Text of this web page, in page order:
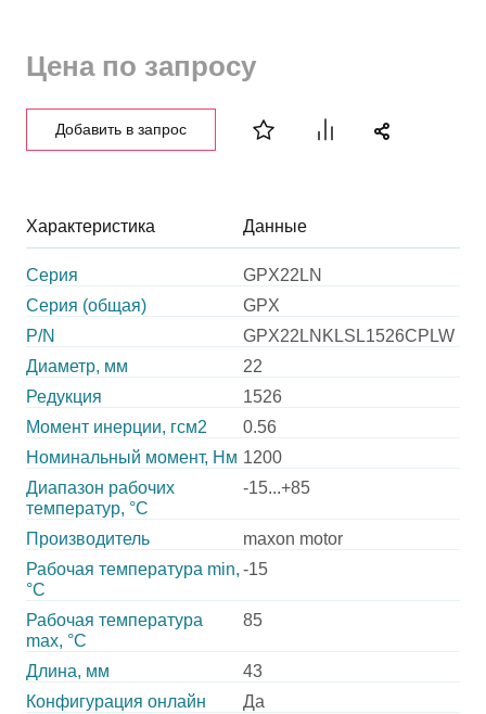
Цена по запросу
Добавить в запрос
Характеристика Данные
Серия
GPX22LN
Серия (общая)
GPX
P/N
GPX22LNKLSL1526CPLW
Диаметр, мм
22
Редукция
1526
Момент инерции, гсм2
0.56
Номинальный момент, Нм 1200
Диапазон рабочих
температур, °С
-15...+85
Производитель
maxon motor
Рабочая температура min,
°С
-15
Рабочая температура
max, °С
85
Длина, мм
43
Конфигурация онлайн
Да